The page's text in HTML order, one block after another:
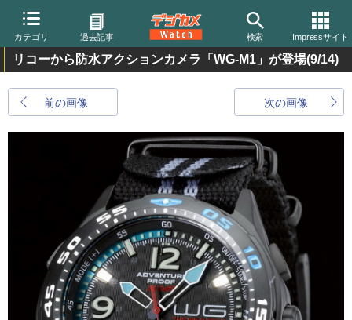
カテゴリ 過去記事 検索 Impressサイト
リコーから防水アクションカメラ「WG-M1」が登場(9/14)
前の画像 次の画像